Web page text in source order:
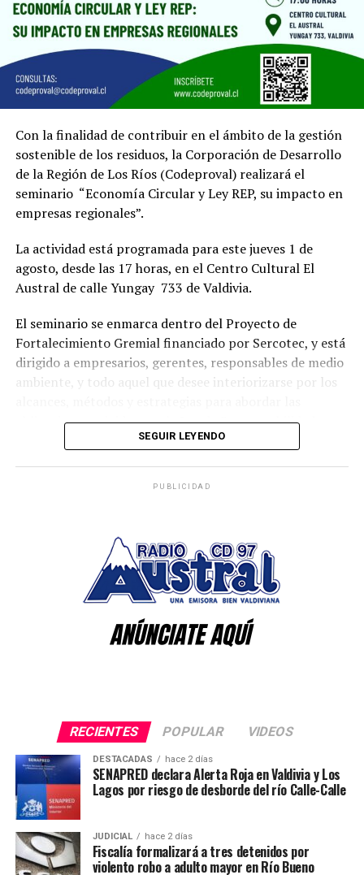
Con la finalidad de contribuir en el ámbito de la gestión
sostenible de los residuos, la Corporación de Desarrollo
de la Región de Los Ríos (Codeproval) realizará el
seminario “Economía Circular y Ley REP, su impacto en
empresas regionales”.
La actividad está programada para este jueves 1 de
agosto, desde las 17 horas, en el Centro Cultural El
Austral de calle Yungay 733 de Valdivia.
El seminario se enmarca dentro del Proyecto de
Fortalecimiento Gremial financiado por Sercotec, y está
dirigido a empresarios, gerentes, responsables de medio
ambiente, y todo aquel que desee interiorizarse por los
obligaciones exigidas por la Ley de Responsabilidad
Extendida del Productor (REP).
implementación de sistemas complejos; y especialista
en diseños de Sistema de Reciclaje bajo la Ley REP.
El profesional desarrolló el Sistema de Gestión para el
Reciclaje de la Región de Los Ríos, a través del Gobierno
Regional entre los años 2020 y 2023. Además, desarrolló
el Sistema de gestión para FAMAE y otras
SEGUIR LEYENDO
PUBLICIDAD
RECIENTES POPULAR VIDEOS
DESTACADAS hace 2 días
SENAPRED declara Alerta Roja en Valdivia y Los
Lagos por riesgo de desborde del río Calle-Calle
JUDICIAL hace 2 días
Fiscalía formalizará a tres detenidos por
violento robo a adulto mayor en Río Bueno